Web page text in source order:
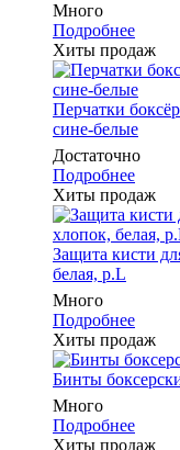
Много
Подробнее
Хиты продаж
Перчатки
сине-белые
Достаточно
Подробнее
Хиты продаж
Защита кисти
белая, р.L
Много
Подробнее
Хиты продаж
Бинты
Много
Подробнее
Хиты продаж